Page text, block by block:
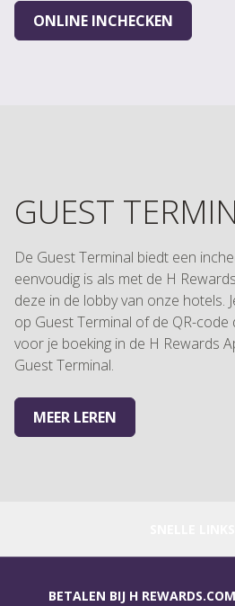
ONLINE INCHECKEN
GUEST
De Guest Terminal biedt een
eenvoudig is als met de H
deze in de lobby van onze hotels.
op Guest Terminal of de QR-
voor je boeking in de H Rewards
Guest Terminal.
MEER LEREN
BETALEN BIJ H